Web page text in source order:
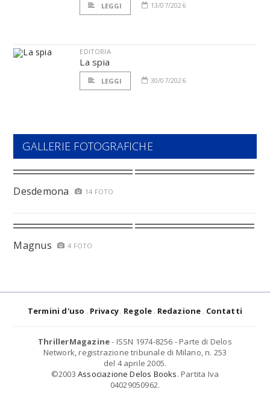
LEGGI 13/07/2026
EDITORIA
La spia
LEGGI 30/07/2026
GALLERIE FOTOGRAFICHE
Desdemona 14 FOTO
Magnus 4 FOTO
Termini d'uso Privacy Regole Redazione Contatti
ThrillerMagazine- ISSN 1974-8256 - Parte di Delos
Network, registrazione tribunale di Milano, n. 253
del 4 aprile 2005.
©2003 Associazione Delos Books. Partita Iva
04029050962.